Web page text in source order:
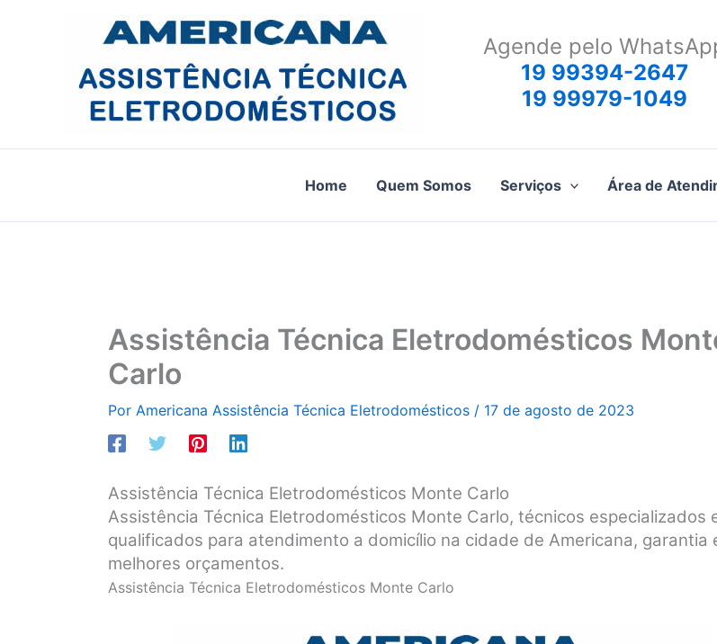
Agende pelo
19 99394-2647
19 99979-1049
Home Quem Somos Serviços Área de
Assistência Técnica Eletrodomésticos
Carlo
Por Americana Assistência Técnica Eletrodomésticos / 17 de agosto de 2023
Assistência Técnica Eletrodomésticos Monte Carlo
Assistência Técnica Eletrodomésticos Monte Carlo, técnicos especializados
qualificados para atendimento a domicílio na cidade de Americana, garantia
melhores orçamentos.
Assistência Técnica Eletrodomésticos Monte Carlo